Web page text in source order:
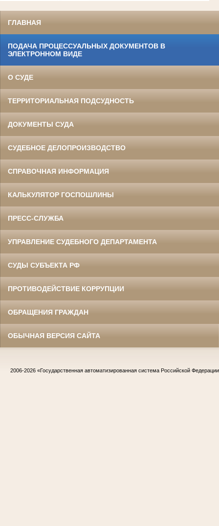
ГЛАВНАЯ
ПОДАЧА ПРОЦЕССУАЛЬНЫХ ДОКУМЕНТОВ В
ЭЛЕКТРОННОМ ВИДЕ
О СУДЕ
ТЕРРИТОРИАЛЬНАЯ ПОДСУДНОСТЬ
ДОКУМЕНТЫ СУДА
СУДЕБНОЕ ДЕЛОПРОИЗВОДСТВО
СПРАВОЧНАЯ ИНФОРМАЦИЯ
КАЛЬКУЛЯТОР ГОСПОШЛИНЫ
ПРЕСС-СЛУЖБА
УПРАВЛЕНИЕ СУДЕБНОГО ДЕПАРТАМЕНТА
СУДЫ СУБЪЕКТА РФ
ПРОТИВОДЕЙСТВИЕ КОРРУПЦИИ
ОБРАЩЕНИЯ ГРАЖДАН
ОБЫЧНАЯ ВЕРСИЯ САЙТА
2006-2026 «Государственная автоматизированная система Российской